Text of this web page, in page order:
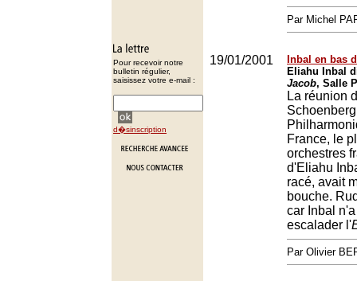
Pour recevoir notre
bulletin régulier,
saisissez votre e-mail :
d�sinscription
Par Michel
19/01/2001
Inbal en bas
Eliahu Inbal
Jacob, Salle
La réunion
France, le
orchestres
d'Eliahu
racé, avait
bouche.
car Inbal
escalader l'
Par Olivier